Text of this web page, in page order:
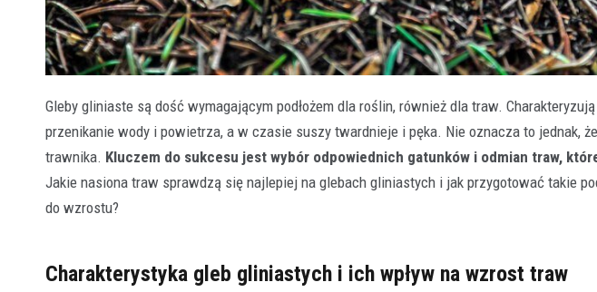
Gleby gliniaste są dość wymagającym podłożem dla roślin, również dla traw.
przenikanie wody i powietrza, a w czasie suszy twardnieje i pęka. Nie oznacza to jednak,
trawnika. Kluczem do sukcesu jest wybór odpowiednich gatunków i odmian traw,
Jakie nasiona traw sprawdzą się najlepiej na glebach gliniastych i jak przygotować takie
do wzrostu?
Charakterystyka gleb gliniastych i ich wpływ na wzrost traw